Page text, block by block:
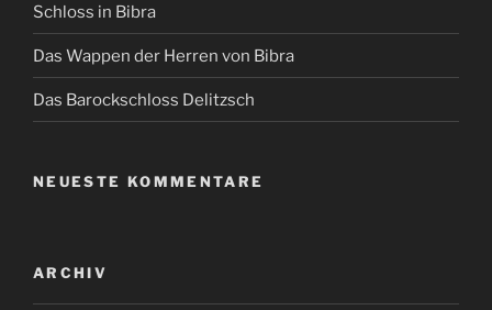
Schloss in Bibra
Das Wappen der Herren von Bibra
Das Barockschloss Delitzsch
NEUESTE KOMMENTARE
ARCHIV